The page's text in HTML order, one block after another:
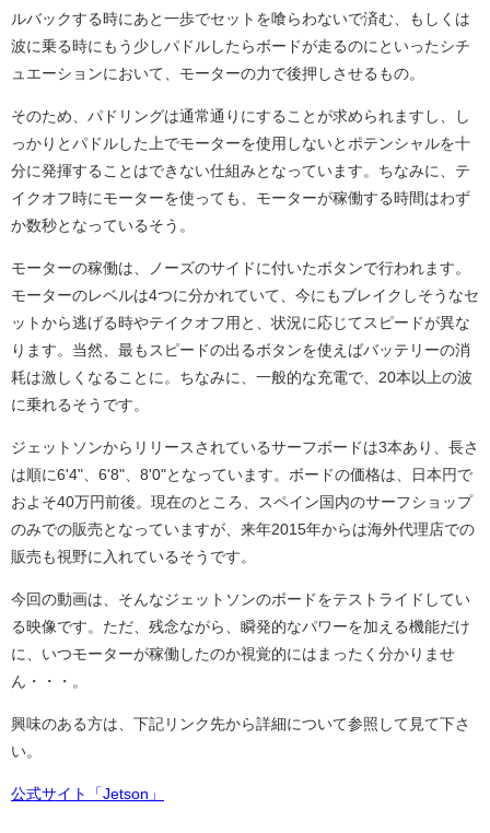
ルバックする時にあと一歩でセットを喰らわないで済む、もしくは
波に乗る時にもう少しパドルしたらボードが走るのにといったシチ
ュエーションにおいて、モーターの力で後押しさせるもの。
そのため、パドリングは通常通りにすることが求められますし、し
っかりとパドルした上でモーターを使用しないとポテンシャルを十
分に発揮することはできない仕組みとなっています。ちなみに、テ
イクオフ時にモーターを使っても、モーターが稼働する時間はわず
か数秒となっているそう。
モーターの稼働は、ノーズのサイドに付いたボタンで行われます。
モーターのレベルは4つに分かれていて、今にもブレイクしそうなセ
ットから逃げる時やテイクオフ用と、状況に応じてスピードが異な
ります。当然、最もスピードの出るボタンを使えばバッテリーの消
耗は激しくなることに。ちなみに、一般的な充電で、20本以上の波
に乗れるそうです。
ジェットソンからリリースされているサーフボードは3本あり、長さ
は順に6'4"、6'8"、8'0"となっています。ボードの価格は、日本円で
およそ40万円前後。現在のところ、スペイン国内のサーフショップ
のみでの販売となっていますが、来年2015年からは海外代理店での
販売も視野に入れているそうです。
今回の動画は、そんなジェットソンのボードをテストライドしてい
る映像です。ただ、残念ながら、瞬発的なパワーを加える機能だけ
に、いつモーターが稼働したのか視覚的にはまったく分かりませ
ん・・・。
興味のある方は、下記リンク先から詳細について参照して見て下さ
い。
公式サイト「Jetson」